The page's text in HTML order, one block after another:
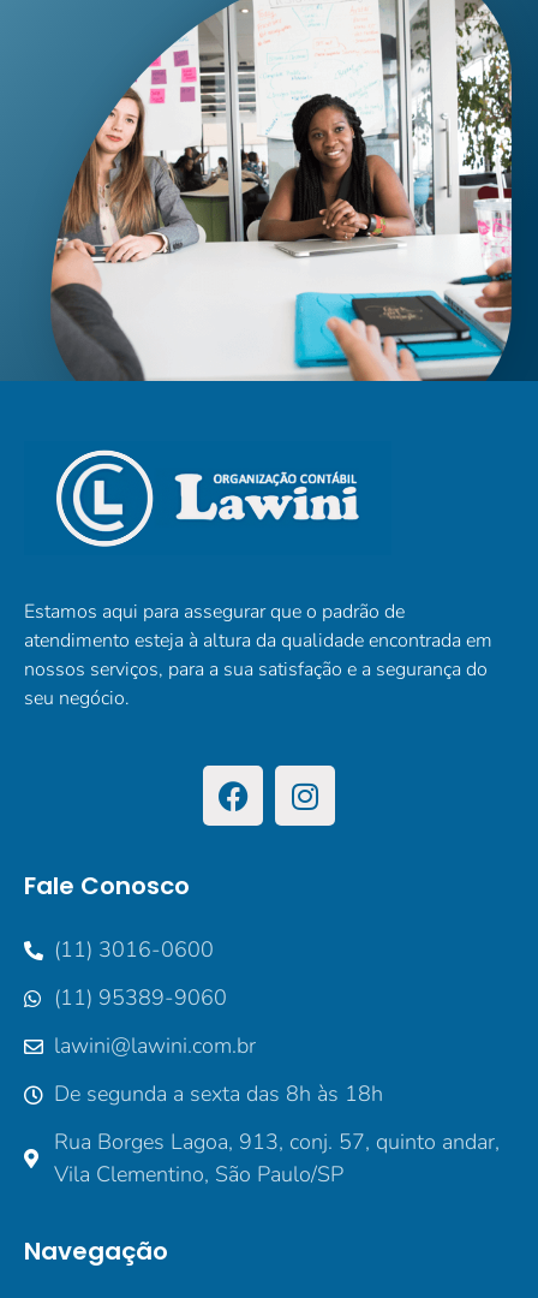
Estamos aqui para assegurar que o padrão de
atendimento esteja à altura da qualidade encontrada em
nossos serviços, para a sua satisfação e a segurança do
seu negócio.
Fale Conosco
(11) 3016-0600
(11) 95389-9060
lawini@lawini.com.br
De segunda a sexta das 8h às 18h
Rua Borges Lagoa, 913, conj. 57, quinto andar,
Vila Clementino, São Paulo/SP
Navegação